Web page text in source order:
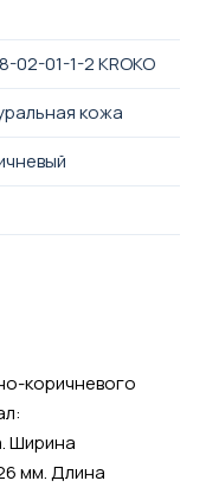
02-01-1-2 KROKO
кожа
коричневого
Ширина
мм. Длина